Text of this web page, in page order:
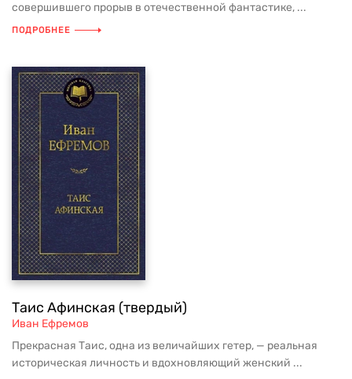
совершившего прорыв в отечественной фантастике, ...
ПОДРОБНЕЕ
Таис Афинская (твердый)
Иван Ефремов
Прекрасная Таис, одна из величайших гетер, — реальная
историческая личность и вдохновляющий женский ...